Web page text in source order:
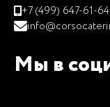
+7 (499) 647-61-64
Мы в